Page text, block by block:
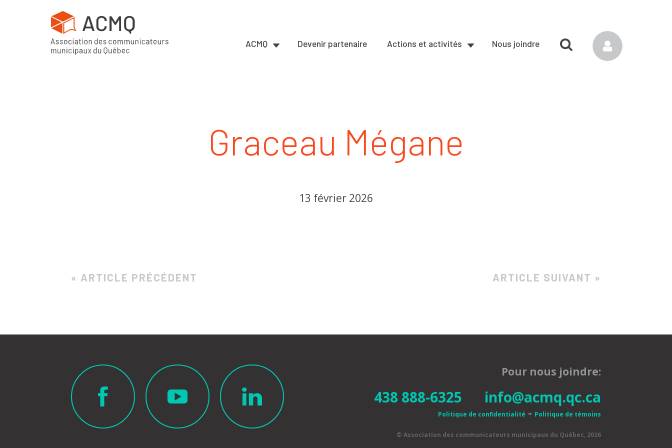
ACMQ Devenir partenaire Actions et activités Nous joindre
Graceau Mégane
13 février 2026
« ARTICLE PRÉCÉDENT ARTICLE SUIVANT »
Pour nous joindre:
438 888-6325 info@acmq.qc.ca
Politique de confidentialité - Politique de témoins
© Association des communicateurs municipaux du Québec, 2026